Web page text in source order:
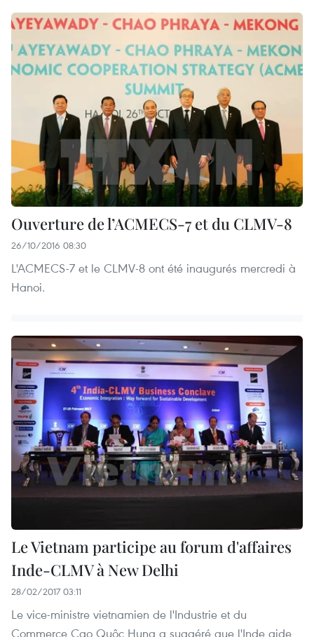
Ouverture de l’ACMECS-7 et du CLMV-8
26/10/2016 08:30
L'ACMECS-7 et le CLMV-8 ont été inaugurés mercredi à
Hanoi.
Le Vietnam participe au forum d'affaires
Inde-CLMV à New Delhi
28/02/2017 03:11
Le vice-ministre vietnamien de l'Industrie et du
Commerce Cao Quôc Hung a suggéré que l'Inde aide